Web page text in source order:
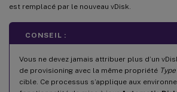
est remplacé par le nouveau vDisk.
CONSEIL :
Vous ne devez jamais attribuer plus d’un
de provisioning avec la même propriété Type
cible. Ce processus s’applique aux